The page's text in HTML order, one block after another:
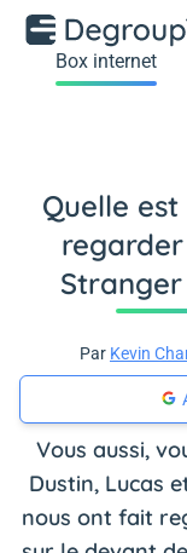
Box internet
Quelle
Par Kevin
Vous aussi,
Dustin, Lucas
nous ont fait